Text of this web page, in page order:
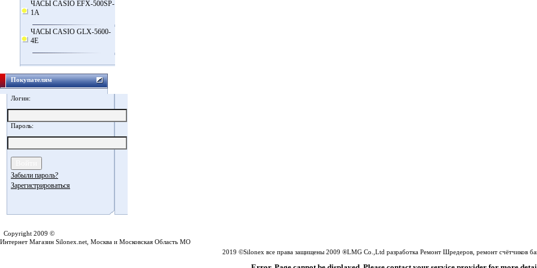
ЧАСЫ CASIO EFX-500SP-
1A
ЧАСЫ CASIO GLX-5600-
4E
Покупателям
Логин:
Пароль:
Забыли пароль?
Зарегистрироваться
Copyright 2009 ©
Интернет Магазин Silonex.net, Москва и Московская Область МО
2019 ©Silonex все права защищены 2009 ®LMG Co.,Ltd разработка Ремонт Шредеров, ремонт счётчиков